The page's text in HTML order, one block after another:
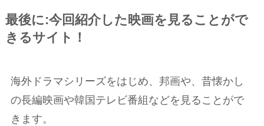
最後に:今回紹介した映画を見ることがで
きるサイト！
海外ドラマシリーズをはじめ、邦画や、昔懐かし
の長編映画や韓国テレビ番組などを見ることがで
きます。